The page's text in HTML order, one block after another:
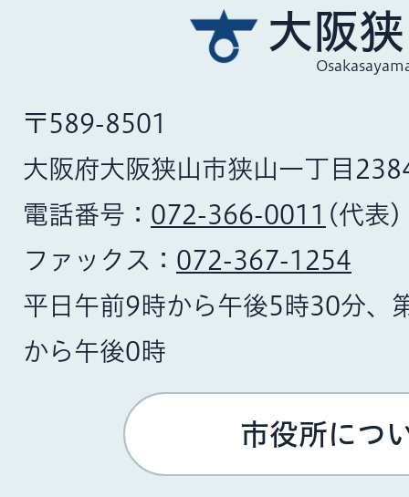
大阪
〒589-8501
大阪府大阪狭山市狭山一丁目
電話番号： 072-366-0011 (代表)
ファックス： 072-367-1254
平日午前9時から午後5時30分、
から午後0時
市役所につ